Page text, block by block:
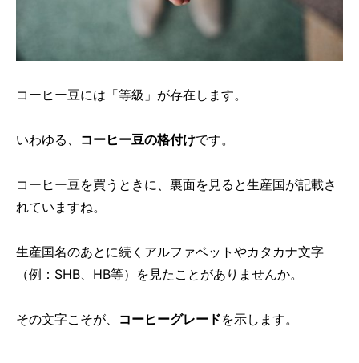
コーヒー豆には「等級」が存在します。
いわゆる、 コーヒー豆の格付けです。
コーヒー豆を買うときに、裏面を見ると生産国が記載さ
れていますね。
生産国名のあとに続くアルファベットやカタカナ文字
（例：SHB、HB等）を見たことがありませんか。
その文字こそが、 コーヒーグレードを示します。